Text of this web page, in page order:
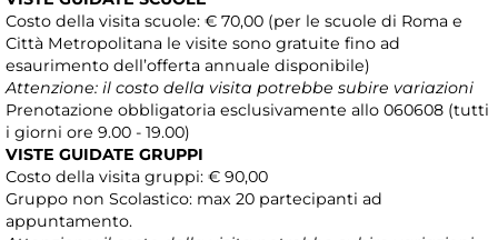
Costo della visita scuole: € 70,00 (per le scuole di Roma e
Città Metropolitana le visite sono gratuite fino ad
esaurimento dell’offerta annuale disponibile)
Attenzione: il costo della visita potrebbe subire variazioni
Prenotazione obbligatoria esclusivamente allo 060608 (tutti
i giorni ore 9.00 - 19.00)
VISTE GUIDATE GRUPPI
Costo della visita gruppi: € 90,00
Gruppo non Scolastico: max 20 partecipanti ad
appuntamento.